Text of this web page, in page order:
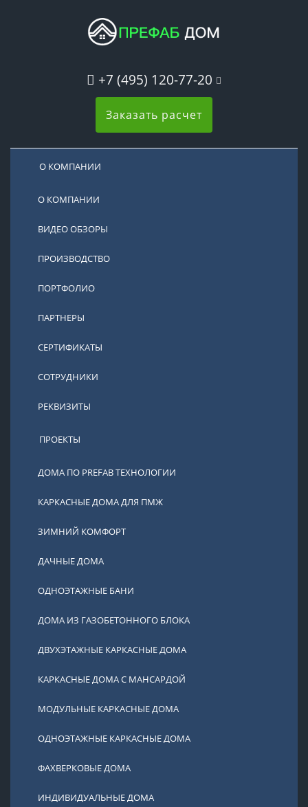
+7 (495) 120-77-20
Заказать расчет
О КОМПАНИИ
О КОМПАНИИ
ВИДЕО ОБЗОРЫ
ПРОИЗВОДСТВО
ПОРТФОЛИО
ПАРТНЕРЫ
СЕРТИФИКАТЫ
СОТРУДНИКИ
РЕКВИЗИТЫ
ПРОЕКТЫ
ДОМА ПО PREFAB ТЕХНОЛОГИИ
КАРКАСНЫЕ ДОМА ДЛЯ ПМЖ
ЗИМНИЙ КОМФОРТ
ДАЧНЫЕ ДОМА
ОДНОЭТАЖНЫЕ БАНИ
ДОМА ИЗ ГАЗОБЕТОННОГО БЛОКА
ДВУХЭТАЖНЫЕ КАРКАСНЫЕ ДОМА
КАРКАСНЫЕ ДОМА С МАНСАРДОЙ
МОДУЛЬНЫЕ КАРКАСНЫЕ ДОМА
ОДНОЭТАЖНЫЕ КАРКАСНЫЕ ДОМА
ФАХВЕРКОВЫЕ ДОМА
ИНДИВИДУАЛЬНЫЕ ДОМА